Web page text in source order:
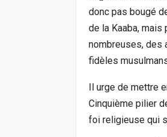
donc pas bougé
de la Kaaba,
nombreuses, des
fidèles
Il urge de mettre
Cinquième pilier
foi religieuse qui